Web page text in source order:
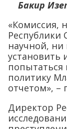
Бакир
«Комиссия,
Республики
научной, ни
установить
попытаться
политику
отчетом», –
Директор